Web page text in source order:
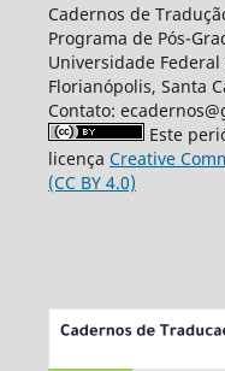
Cadernos de
Programa de Pós-
Universidade
Florianópolis, Santa
Contato:
Este
licença Creative
(CC BY 4.0)